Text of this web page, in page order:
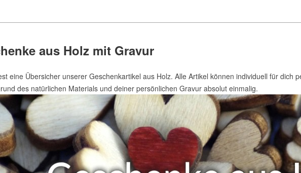
aus Holz mit Gravur
eine Übersicher unserer Geschenkartikel aus Holz. Alle Artikel können individuell für dich
des natürlichen Materials und deiner persönlichen Gravur absolut einmalig.